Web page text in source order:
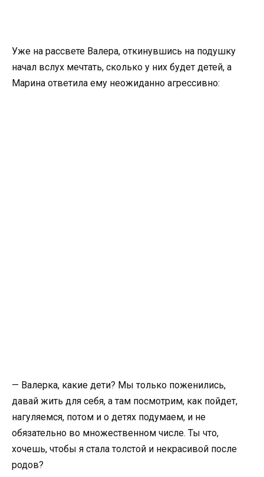
Уже на рассвете Валера, откинувшись на подушку
начал вслух мечтать, сколько у них будет детей, а
Марина ответила ему неожиданно агрессивно:
— Валерка, какие дети? Мы только поженились,
давай жить для себя, а там посмотрим, как пойдет,
нагуляемся, потом и о детях подумаем, и не
обязательно во множественном числе. Ты что,
хочешь, чтобы я стала толстой и некрасивой после
родов?